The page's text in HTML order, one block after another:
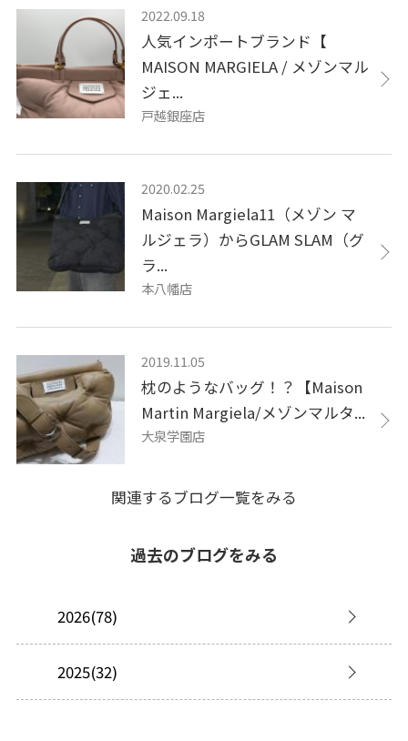
2022.09.18
人気インポートブランド【
MAISON MARGIELA / メゾンマル
ジェ...
戸越銀座店
2020.02.25
Maison Margiela11（メゾン マ
ルジェラ）からGLAM SLAM（グ
ラ...
本八幡店
2019.11.05
枕のようなバッグ！？【Maison
Martin Margiela/メゾンマルタ...
大泉学園店
関連するブログ一覧をみる
過去のブログをみる
2026(78)
2025(32)